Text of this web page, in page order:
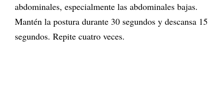
abdominales, especialmente las abdominales bajas.
Mantén la postura durante 30 segundos y descansa 15
segundos. Repite cuatro veces.